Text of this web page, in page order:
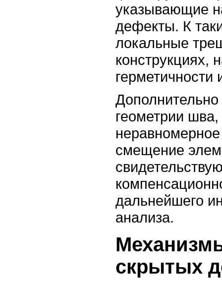
указывающие
дефекты. К
локальные
конструкциях,
герметичности
геометрии шва,
смещение
дальнейшего
анализа.
скрытых